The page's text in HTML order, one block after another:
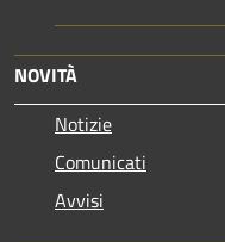
NOVITÀ
Notizie
Comunicati
Avvisi